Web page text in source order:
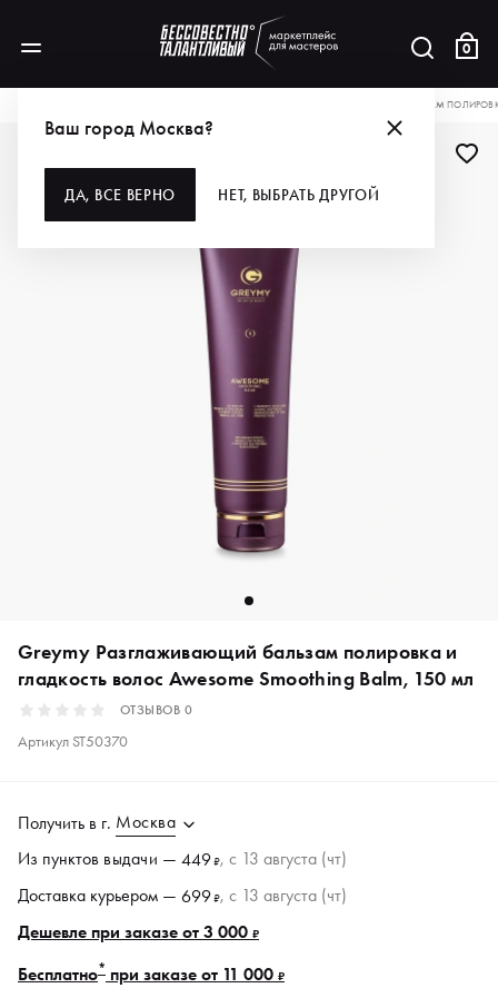
0
Ваш город Москва?
ДА, ВСЕ ВЕРНО НЕТ, ВЫБРАТЬ ДРУГОЙ
GREYMY РАЗГЛАЖИВАЮЩИЙ БАЛЬЗАМ
Greymy Разглаживающий бальзам полировка и
гладкость волос Awesome Smoothing Balm, 150 мл
ОТЗЫВОВ 0
Артикул ST50370
Получить в г. Москва
Из пунктов выдачи — 449₽, c 13 августа (чт)
Доставка курьером — 699₽, c 13 августа (чт)
Дешевле при заказе от 3 000 ₽
Бесплатно* при заказе от 11 000 ₽